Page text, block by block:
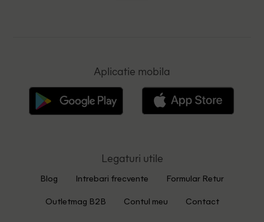
Aplicatie mobila
Legaturi utile
Blog Intrebari frecvente Formular Retur
Outletmag B2B Contul meu Contact